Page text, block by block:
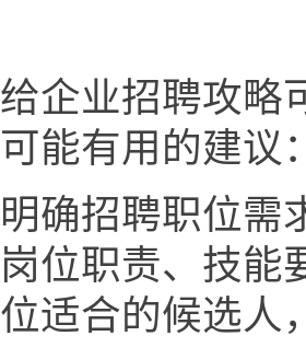
给企业招聘攻略
可能有用的建议：
明确招聘职位需
岗位职责、技能
位适合的候选人